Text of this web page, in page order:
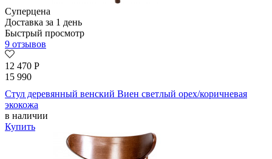
Суперцена
Доставка за 1 день
Быстрый просмотр
9 отзывов
12 470 Р
15 990
Стул деревянный венский Виен светлый орех/коричневая
экокожа
в наличии
Купить